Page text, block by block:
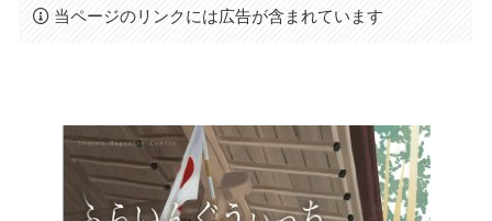
当ページのリンクには広告が含まれています